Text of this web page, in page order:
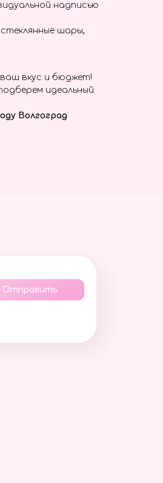
надписью
шары,
вкус и бюджет!
идеальный
Волгоград
Отправить